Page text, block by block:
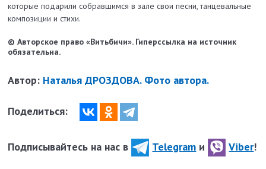
которые подарили собравшимся в зале свои песни, танцевальные
композиции и стихи.
© Авторское право «Витьбичи». Гиперссылка на источник
обязательна.
Автор: Наталья ДРОЗДОВА. Фото автора.
Поделиться:
Подписывайтесь на нас в Telegram и Viber!